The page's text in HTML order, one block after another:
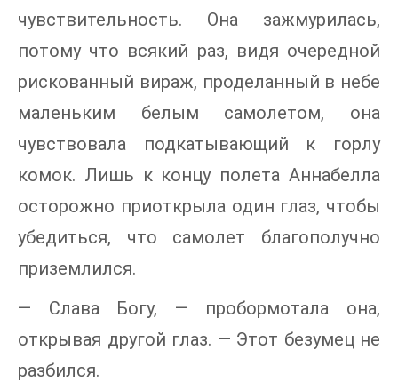
чувствительность. Она зажмурилась,
потому что всякий раз, видя очередной
рискованный вираж, проделанный в небе
маленьким белым самолетом, она
чувствовала подкатывающий к горлу
комок. Лишь к концу полета Аннабелла
осторожно приоткрыла один глаз, чтобы
убедиться, что самолет благополучно
приземлился.
— Слава Богу, — пробормотала она,
открывая другой глаз. — Этот безумец не
разбился.